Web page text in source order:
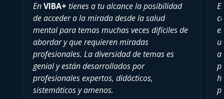
EnVIBA+ tienes a tu alcance la posibilidad
de acceder a la mirada desde la salud
mental para temas muchas veces difíciles de
abordar y que requieren miradas
profesionales. La diversidad de temas es
genial y están desarrollados por
profesionales expertos, didácticos,
sistemáticos y amenos.